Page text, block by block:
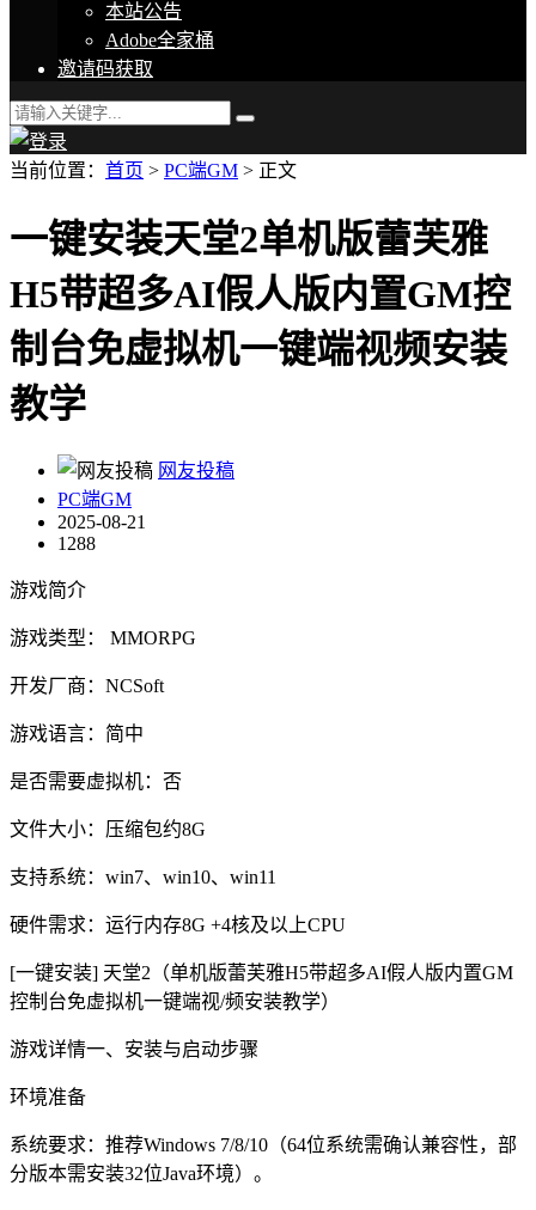
本站公告
Adobe全家桶
邀请码获取
当前位置： 首页 > PC端GM > 正文
一键安装天堂2单机版蕾芙雅
H5带超多AI假人版内置GM控
制台免虚拟机一键端视频安装
教学
网友投稿
PC端GM
2025-08-21
1288
游戏简介
游戏类型： MMORPG
开发厂商：NCSoft
游戏语言：简中
是否需要虚拟机：否
文件大小：压缩包约8G
支持系统：win7、win10、win11
硬件需求：运行内存8G +4核及以上CPU
[一键安装] 天堂2（单机版蕾芙雅H5带超多AI假人版内置GM
控制台免虚拟机一键端视/频安装教学）
游戏详情一、安装与启动步骤
环境准备
系统要求：推荐Windows 7/8/10（64位系统需确认兼容性，部
分版本需安装32位Java环境）。